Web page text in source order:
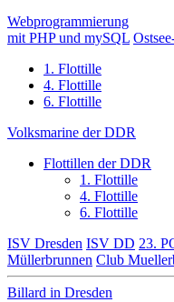
Webprogrammierung
mit PHP und mySQL
1. Flottille
4. Flottille
6. Flottille
Volksmarine der DDR
Flottillen der DDR
1. Flottille
4. Flottille
6. Flottille
ISV Dresden ISV DD 23.
Müllerbrunnen Club
Billard in Dresden